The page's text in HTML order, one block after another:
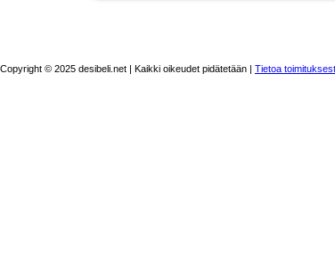
Copyright © 2025 desibeli.net | Kaikki oikeudet pidätetään | Tietoa